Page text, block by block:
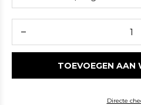
TOEVOEGEN AAN
Directe